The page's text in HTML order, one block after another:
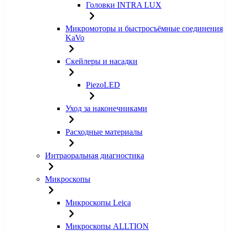
Головки INTRA LUX
Микромоторы и быстросъёмные соединения
KaVo
Скейлеры и насадки
PiezoLED
Уход за наконечниками
Расходные материалы
Интраоральная диагностика
Микроскопы
Микроскопы Leica
Микроскопы ALLTION